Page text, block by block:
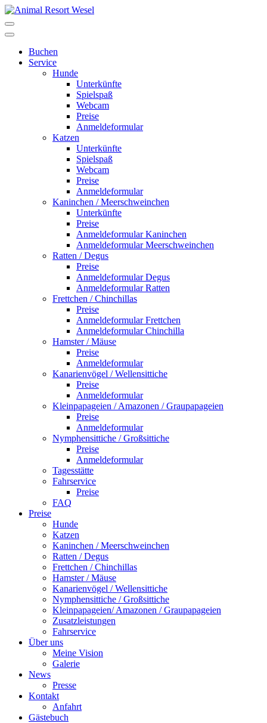
Buchen
Service
Hunde
Unterkünfte
Spielspaß
Webcam
Preise
Anmeldeformular
Katzen
Unterkünfte
Spielspaß
Webcam
Preise
Anmeldeformular
Kaninchen / Meerschweinchen
Unterkünfte
Preise
Anmeldeformular Kaninchen
Anmeldeformular Meerschweinchen
Ratten / Degus
Preise
Anmeldeformular Degus
Anmeldeformular Ratten
Frettchen / Chinchillas
Preise
Anmeldeformular Frettchen
Anmeldeformular Chinchilla
Hamster / Mäuse
Preise
Anmeldeformular
Kanarienvögel / Wellensittiche
Preise
Anmeldeformular
Kleinpapageien / Amazonen / Graupapageien
Preise
Anmeldeformular
Nymphensittiche / Großsittiche
Preise
Anmeldeformular
Tagesstätte
Fahrservice
Preise
FAQ
Preise
Hunde
Katzen
Kaninchen / Meerschweinchen
Ratten / Degus
Frettchen / Chinchillas
Hamster / Mäuse
Kanarienvögel / Wellensittiche
Nymphensittiche / Großsittiche
Kleinpapageien/ Amazonen / Graupapageien
Zusatzleistungen
Fahrservice
Über uns
Meine Vision
Galerie
News
Presse
Kontakt
Anfahrt
Gästebuch